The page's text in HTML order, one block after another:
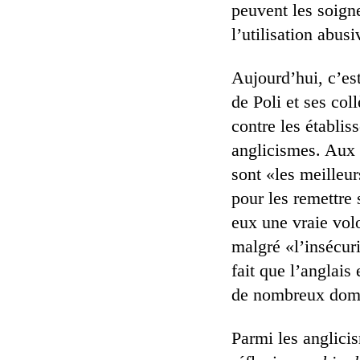
peuvent les
l’utilisation
Aujourd’hui,
de Poli et ses
contre les
anglicismes. Aux
sont «les
pour les remettre
eux une vraie
malgré
fait que l’anglais
de nombreux
Parmi les